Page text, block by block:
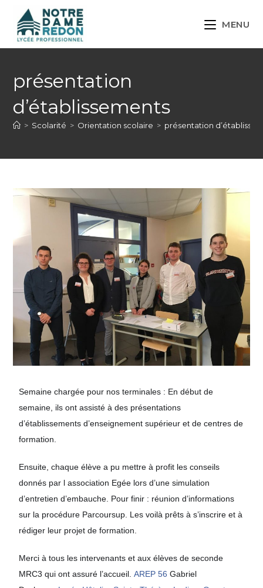
MENU
présentation
d’établissements
> Scolarité > Orientation scolaire > présentation
Semaine chargée pour nos terminales : En début de
semaine, ils ont assisté à des présentations
d’établissements d’enseignement supérieur et de centres de
formation.
Ensuite, chaque élève a pu mettre à profit les conseils
donnés par l association Egée lors d’une simulation
d’entretien d’embauche. Pour finir : réunion d’informations
sur la procédure Parcoursup. Les voilà prêts à s’inscrire et à
rédiger leur projet de formation.
Merci à tous les intervenants et aux élèves de seconde
MRC3 qui ont assuré l’accueil.AREP 56 Gabriel